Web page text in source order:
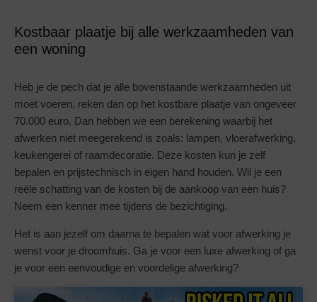
Kostbaar plaatje bij alle werkzaamheden van
een woning
Heb je de pech dat je alle bovenstaande werkzaamheden uit
moet voeren, reken dan op het kostbare plaatje van ongeveer
70.000 euro. Dan hebben we een berekening waarbij het
afwerken niet meegerekend is zoals: lampen, vloerafwerking,
keukengerei of raamdecoratie. Deze kosten kun je zelf
bepalen en prijstechnisch in eigen hand houden. Wil je een
reële schatting van de kosten bij de aankoop van een huis?
Neem een kenner mee tijdens de bezichtiging.
Het is aan jezelf om daarna te bepalen wat voor afwerking je
wenst voor je droomhuis. Ga je voor een luxe afwerking of ga
je voor een eenvoudige en voordelige afwerking?